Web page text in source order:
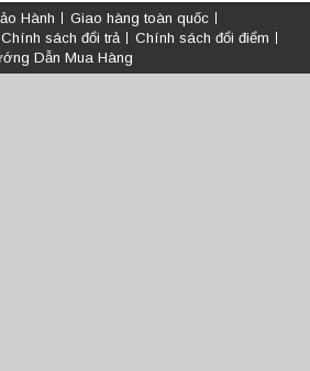
Hành
Giao hàng toàn quốc
Chính sách đổi trả
Chính sách đổi điểm
Dẫn Mua Hàng